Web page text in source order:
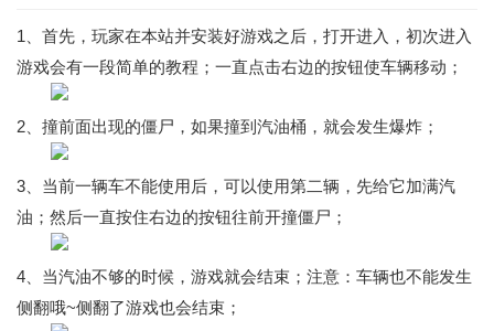
1、首先，玩家在本站并安装好游戏之后，打开进入，初次进入
游戏会有一段简单的教程；一直点击右边的按钮使车辆移动；
2、撞前面出现的僵尸，如果撞到汽油桶，就会发生爆炸；
3、当前一辆车不能使用后，可以使用第二辆，先给它加满汽
油；然后一直按住右边的按钮往前开撞僵尸；
4、当汽油不够的时候，游戏就会结束；注意：车辆也不能发生
侧翻哦~侧翻了游戏也会结束；